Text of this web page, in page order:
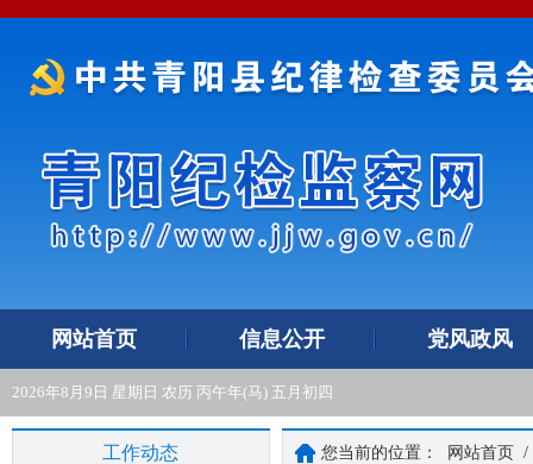
网站首页 信息公开 党风政风
2026年8月9日 星期日 农历 丙午年(马) 五月初四
工作动态 您当前的位置： 网站首页 /